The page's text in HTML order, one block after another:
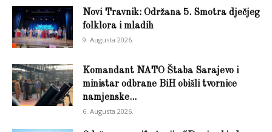
Novi Travnik: Održana 5. Smotra dječjeg
folklora i mladih
9. Augusta 2026.
Komandant NATO Štaba Sarajevo i
ministar odbrane BiH obišli tvornice
namjenske...
6. Augusta 2026.